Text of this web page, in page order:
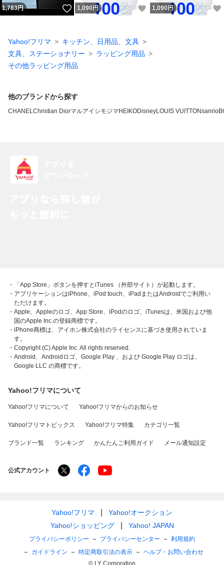
1,783円 いいね！
1,090円 いいね！
1,090円
Yahoo!フリマ
キッチン、日用品、文具
文具、ステーショナリー
ラッピング用品
その他ラッピング用品
他のブランドから探す
CHANELChristian Diorマルアイ シモジマ HEIKODisneyLOUIS VUITTONsanrio
・「App Store」ボタンを押すとiTunes （外部サイト）が起動します。
・アプリケーションはiPhone、iPod touch、iPadまたはAndroidでご利用い
ただけます。
・Apple、Appleのロゴ、App Store、iPodのロゴ、iTunesは、米国および他
国のApple Inc.の登録商標です。
・iPhone商標は、アイホン株式会社のライセンスに基づき使用されていま
す。
・Copyright (C) Apple Inc. All rights reserved.
・Android、Androidロゴ、Google Play 、および Google Play ロゴは、
Google LLC の商標です。
Yahoo!フリマについて
Yahoo!フリマについて Yahoo!フリマからのお知らせ
Yahoo!フリマトピックス Yahoo!フリマ特集 カテゴリ一覧
ブランド一覧 ランキング かんたんご利用ガイド メール通知設定
公式アカウント
Yahoo!フリマ
Yahoo!オークション
Yahoo!ショッピング
Yahoo! JAPAN
プライバシーポリシー プライバシーセンター
利用規約
ガイドライン
特定商取引法の表示
ヘルプ・お問い合わせ